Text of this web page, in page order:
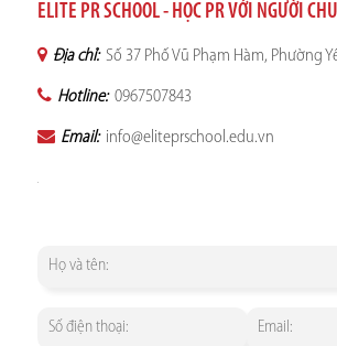
ELITE PR SCHOOL - HỌC PR VỚI NGƯỜI
Địa chỉ: Số 37 Phố Vũ Phạm Hàm, Phường
Hotline: 0967507843
Email: info@eliteprschool.edu.vn